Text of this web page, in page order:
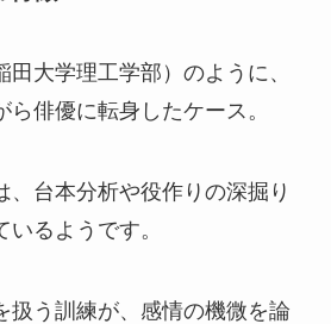
大学理工学部）のように、
俳優に転身したケース。
、台本分析や役作りの深掘り
るようです。
扱う訓練が、感情の機微を論